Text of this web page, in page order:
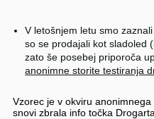
V letošnjem letu smo
so se prodajali kot sladoled
zato še posebej priporoča
anonimne storite testiranja
Vzorec je v okviru
snovi zbrala info točka